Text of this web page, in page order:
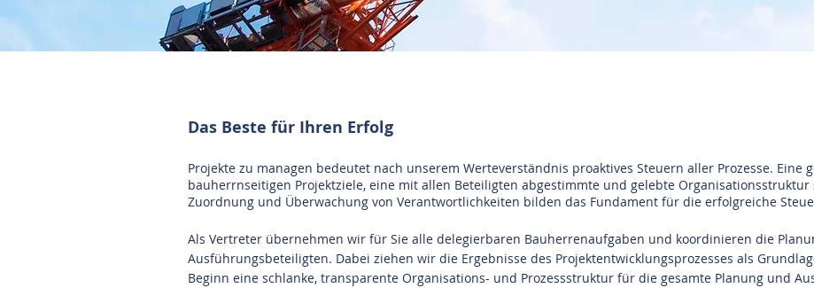
Projekte zu managen bedeutet nach unserem Werteverständnis proaktives Steuern aller Prozesse. Eine
bauherrnseitigen Projektziele, eine mit allen Beteiligten abgestimmte und gelebte
Zuordnung und Überwachung von Verantwortlichkeiten bilden das Fundament für die erfolgreiche
Als Vertreter übernehmen wir für Sie alle delegierbaren Bauherrenaufgaben und koordinieren die
Ausführungsbeteiligten. Dabei ziehen wir die Ergebnisse des Projektentwicklungsprozesses als
Beginn eine schlanke, transparente Organisations- und Prozessstruktur für die gesamte Planung und
Das Beste für Ihren Erfolg